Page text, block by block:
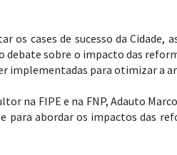
cases de sucesso da Cidade,
sobre o impacto das
implementadas para otimizar a
na FIPE e na FNP, Adauto
para abordar os impactos das